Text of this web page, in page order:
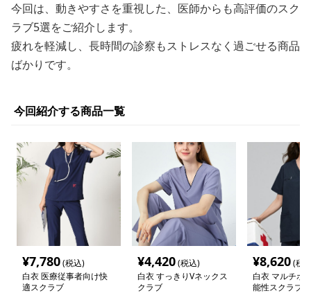
今回は、動きやすさを重視した、医師からも高評価のスク
ラブ5選をご紹介します。
疲れを軽減し、長時間の診察もストレスなく過ごせる商品
ばかりです。
今回紹介する商品一覧
¥7,780(税込)
白衣 医療従事者向け快
適スクラブ
¥4,420(税込)
白衣 すっきりVネックス
クラブ
¥8,620(税
白衣 マルチポ
能性スクラブ